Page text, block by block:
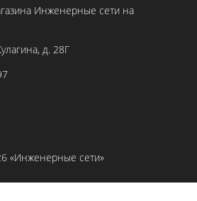
д. 28Г
«Инженерные сети»